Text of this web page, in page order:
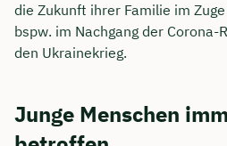
die Zukunft ihrer Familie im
bspw. im Nachgang der
den Ukrainekrieg.
Junge Menschen